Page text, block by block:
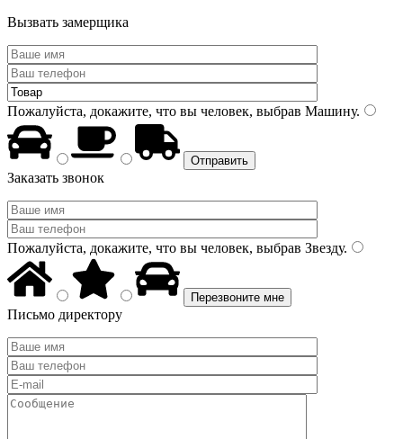
Вызвать замерщика
Пожалуйста, докажите, что вы человек, выбрав Машину.
Заказать звонок
Пожалуйста, докажите, что вы человек, выбрав Звезду.
Письмо директору